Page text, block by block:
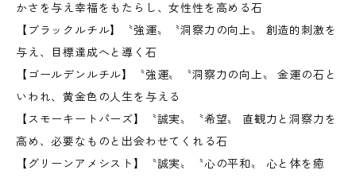
かさを与え幸福をもたらし、女性性を高める石
【ブラックルチル】〝強運〟〝洞察力の向上〟 創造的刺激を
与え、目標達成へと導く石
【ゴールデンルチル】〝強運〟〝洞察力の向上〟 金運の石と
いわれ、黄金色の人生を与える
【スモーキートパーズ】〝誠実〟〝希望〟 直観力と洞察力を
高め、必要なものと出会わせてくれる石
【グリーンアメシスト】〝誠実〟〝心の平和〟 心と体を癒